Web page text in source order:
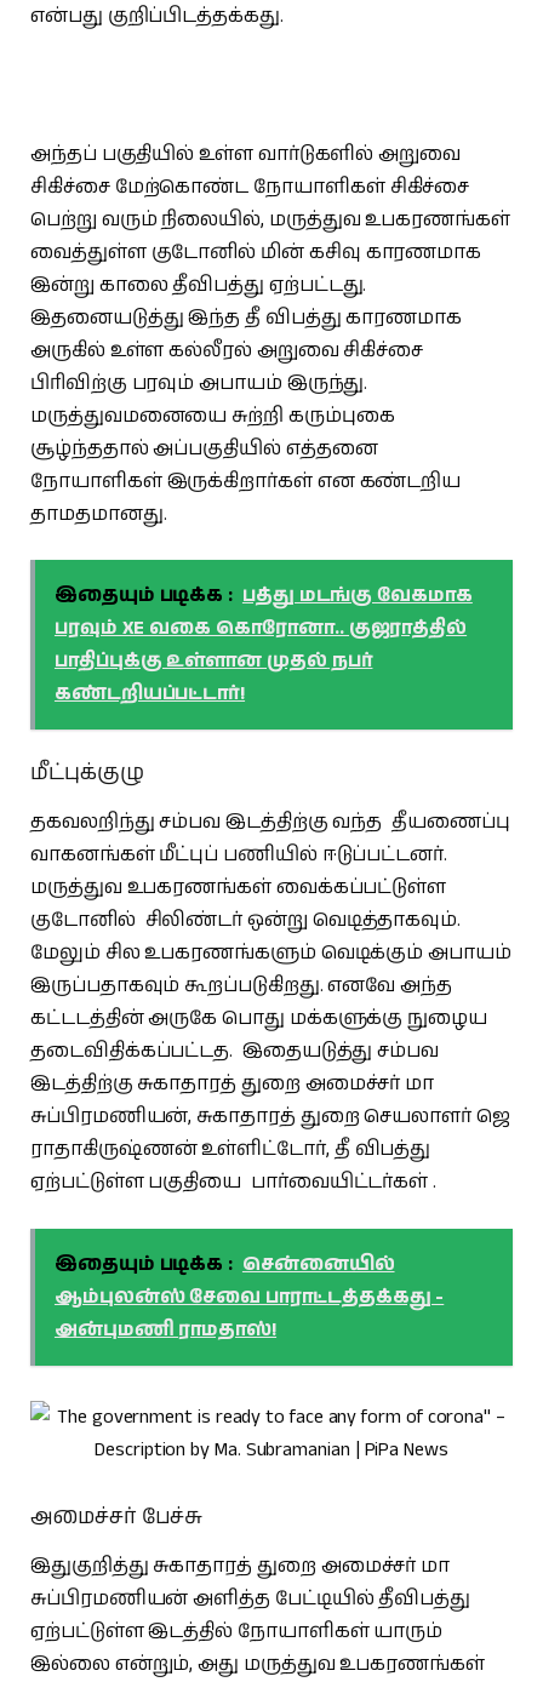
என்பது குறிப்பிடத்தக்கது.
அந்தப் பகுதியில் உள்ள வார்டுகளில் அறுவை
சிகிச்சை மேற்கொண்ட நோயாளிகள் சிகிச்சை
பெற்று வரும் நிலையில், மருத்துவ உபகரணங்கள்
வைத்துள்ள குடோனில் மின் கசிவு காரணமாக
இன்று காலை தீவிபத்து ஏற்பட்டது.
இதனையடுத்து இந்த தீ விபத்து காரணமாக
அருகில் உள்ள கல்லீரல் அறுவை சிகிச்சை
பிரிவிற்கு பரவும் அபாயம் இருந்து.
மருத்துவமனையை சுற்றி கரும்புகை
சூழ்ந்ததால் அப்பகுதியில் எத்தனை
நோயாளிகள் இருக்கிறார்கள் என கண்டறிய
தாமதமானது.
இதையும் படிக்க : பத்து மடங்கு வேகமாக
பரவும் XE வகை கொரோனா.. குஜராத்தில்
பாதிப்புக்கு உள்ளான முதல் நபர்
கண்டறியப்பட்டார்!
மீட்புக்குழு
தகவலறிந்து சம்பவ இடத்திற்கு வந்த தீயணைப்பு
வாகனங்கள் மீட்புப் பணியில் ஈடுப்பட்டனர்.
மருத்துவ உபகரணங்கள் வைக்கப்பட்டுள்ள
குடோனில் சிலிண்டர் ஒன்று வெடித்தாகவும்.
மேலும் சில உபகரணங்களும் வெடிக்கும் அபாயம்
இருப்பதாகவும் கூறப்படுகிறது. எனவே அந்த
கட்டடத்தின் அருகே பொது மக்களுக்கு நுழைய
தடைவிதிக்கப்பட்டத. இதையடுத்து சம்பவ
இடத்திற்கு சுகாதாரத் துறை அமைச்சர் மா
சுப்பிரமணியன், சுகாதாரத் துறை செயலாளர் ஜெ
ராதாகிருஷ்ணன் உள்ளிட்டோர், தீ விபத்து
ஏற்பட்டுள்ள பகுதியை பார்வையிட்டர்கள் .
இதையும் படிக்க : சென்னையில்
ஆம்புலன்ஸ் சேவை பாராட்டத்தக்கது -
அன்புமணி ராமதாஸ்!
அமைச்சர் பேச்சு
இதுகுறித்து சுகாதாரத் துறை அமைச்சர் மா
சுப்பிரமணியன் அளித்த பேட்டியில் தீவிபத்து
ஏற்பட்டுள்ள இடத்தில் நோயாளிகள் யாரும்
இல்லை என்றும், அது மருத்துவ உபகரணங்கள்